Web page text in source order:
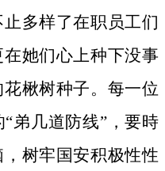
多样了在职员工们
她们心上种下没事
楸树种子。 每一位
弟几道防线”，要時
树牢国安积极性性